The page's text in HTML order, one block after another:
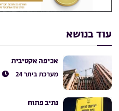
עוד בנושא
אכיפה אקטיבית
מערכת ביתר 24
נתיב פתוח